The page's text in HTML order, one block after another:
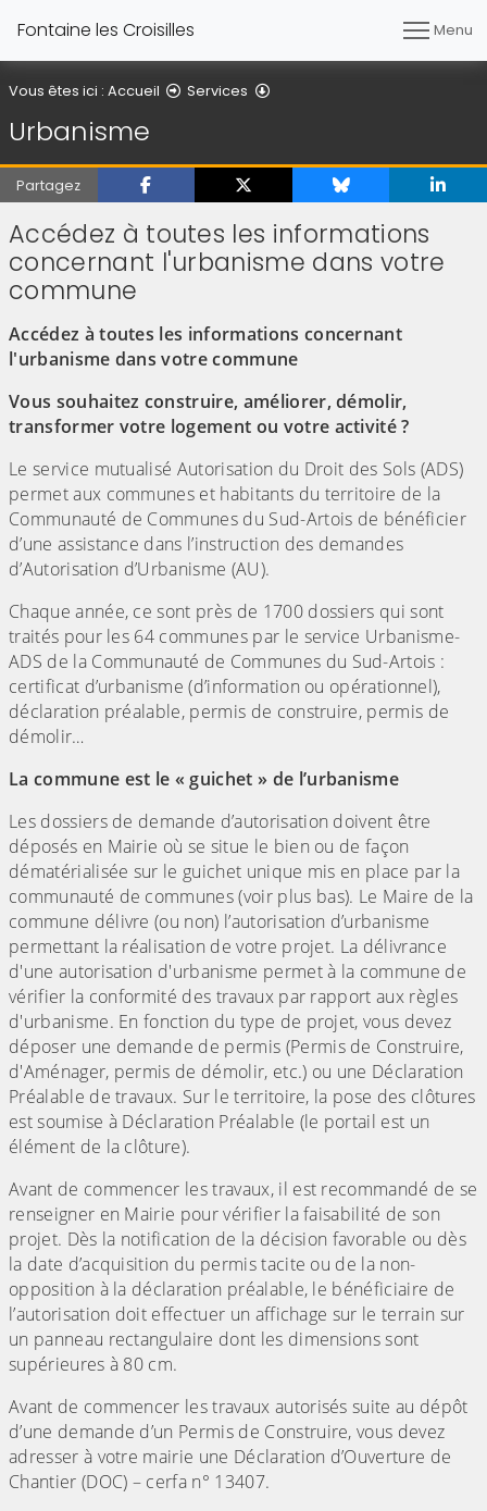
Fontaine les Croisilles Menu
Vous êtes ici : Accueil Services
Urbanisme
Partagez
Accédez à toutes les informations
concernant l'urbanisme dans votre
commune
Accédez à toutes les informations concernant
l'urbanisme dans votre commune
Vous souhaitez construire, améliorer, démolir,
transformer votre logement ou votre activité ?
Le service mutualisé Autorisation du Droit des Sols (ADS)
permet aux communes et habitants du territoire de la
Communauté de Communes du Sud-Artois de bénéficier
d’une assistance dans l’instruction des demandes
d’Autorisation d’Urbanisme (AU).
Chaque année, ce sont près de 1700 dossiers qui sont
traités pour les 64 communes par le service Urbanisme-
ADS de la Communauté de Communes du Sud-Artois :
certificat d’urbanisme (d’information ou opérationnel),
déclaration préalable, permis de construire, permis de
démolir…
La commune est le « guichet » de l’urbanisme
Les dossiers de demande d’autorisation doivent être
déposés en Mairie où se situe le bien ou de façon
dématérialisée sur le guichet unique mis en place par la
communauté de communes (voir plus bas). Le Maire de la
commune délivre (ou non) l’autorisation d’urbanisme
permettant la réalisation de votre projet. La délivrance
d'une autorisation d'urbanisme permet à la commune de
vérifier la conformité des travaux par rapport aux règles
d'urbanisme. En fonction du type de projet, vous devez
déposer une demande de permis (Permis de Construire,
d'Aménager, permis de démolir, etc.) ou une Déclaration
Préalable de travaux. Sur le territoire, la pose des clôtures
est soumise à Déclaration Préalable (le portail est un
élément de la clôture).
Avant de commencer les travaux, il est recommandé de se
renseigner en Mairie pour vérifier la faisabilité de son
projet. Dès la notification de la décision favorable ou dès
la date d’acquisition du permis tacite ou de la non-
opposition à la déclaration préalable, le bénéficiaire de
l’autorisation doit effectuer un affichage sur le terrain sur
un panneau rectangulaire dont les dimensions sont
supérieures à 80 cm.
Avant de commencer les travaux autorisés suite au dépôt
d’une demande d’un Permis de Construire, vous devez
adresser à votre mairie une Déclaration d’Ouverture de
Chantier (DOC) – cerfa n° 13407.